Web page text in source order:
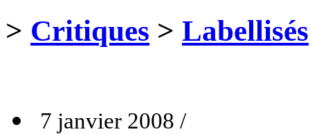
> Critiques > Labellisés
7 janvier 2008 /